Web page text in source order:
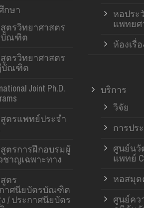
ษา
ตรวิทยาศาสตร
บัณฑิต
ตรวิทยาศาสตร
บัณฑิต
Joint Ph.D.
ตรแพทย์ประจำ
ตรการฝึกอบรมผู้
ชาญเฉพาะทาง
ตร
าศนียบัตรบัณฑิต
/ ประกาศนียบัตร
หอปร
แพทยศ
ห้องเรื่
บริการ
วิจัย
การปร
ศูนย์นวั
แพทย์
หอสมุ
ศูนย์คว